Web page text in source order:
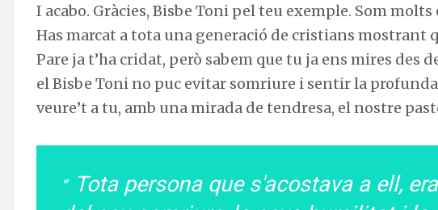
I acabo. Gràcies, Bisbe Toni pel teu exemple. Som
Has marcat a tota una generació de cristians mostrant
Pare ja t’ha cridat, però sabem que tu ja ens mires des
el Bisbe Toni no puc evitar somriure i sentir la
veure’t a tu, amb una mirada de tendresa, el nostre
Tota persona que s'acostava a ell,